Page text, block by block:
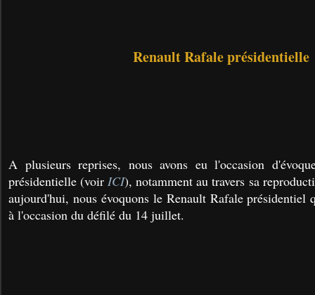
Renault Rafale présidentielle
A plusieurs reprises, nous avons eu l'occasion
présidentielle (voirICI), notamment au travers sa
aujourd'hui, nous évoquons le Renault Rafale
à l'occasion du défilé du 14 juillet.